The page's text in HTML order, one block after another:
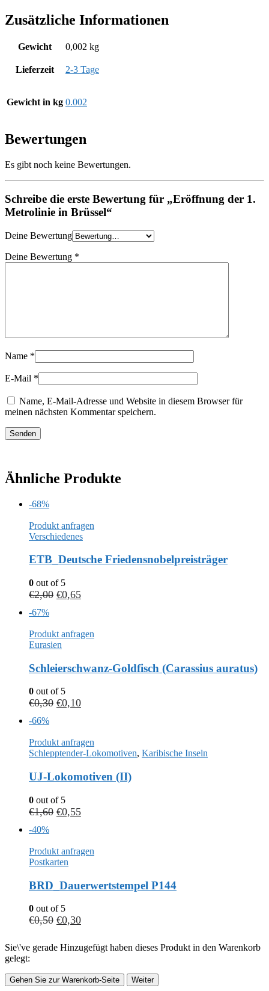
Zusätzliche Informationen
Gewicht 0,002 kg
Lieferzeit 2-3 Tage
Gewicht in kg 0.002
Bewertungen
Es gibt noch keine Bewertungen.
Schreibe die erste Bewertung für „Eröffnung der 1.
Metrolinie in Brüssel“
Deine Bewertung
Deine Bewertung *
Name *
E-Mail *
Name, E-Mail-Adresse und Website in diesem Browser für
meinen nächsten Kommentar speichern.
Ähnliche Produkte
-68%
Produkt anfragen
Verschiedenes
ETB_Deutsche Friedensnobelpreisträger
0 out of 5
€2,00 €0,65
-67%
Produkt anfragen
Eurasien
Schleierschwanz-Goldfisch (Carassius auratus)
0 out of 5
€0,30 €0,10
-66%
Produkt anfragen
Schlepptender-Lokomotiven, Karibische Inseln
UJ-Lokomotiven (II)
0 out of 5
€1,60 €0,55
-40%
Produkt anfragen
Postkarten
BRD_Dauerwertstempel P144
0 out of 5
€0,50 €0,30
Sie\'ve gerade Hinzugefügt haben dieses Produkt in den Warenkorb
gelegt:
Gehen Sie zur Warenkorb-Seite Weiter